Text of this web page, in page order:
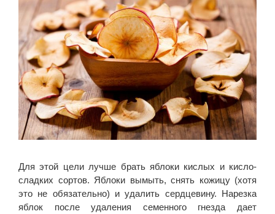
Для этой цели лучше брать яблоки кислых и кисло-
сладких сортов. Яблоки вымыть, снять кожицу (хотя
это не обязательно) и удалить сердцевину. Нарезка
яблок после удаления семенного гнезда дает